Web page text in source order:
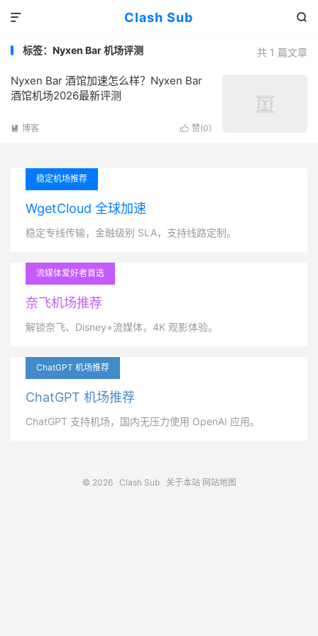
Clash Sub 

共 1 篇文章
标签：Nyxen Bar 机场评测
Nyxen Bar 酒馆加速怎么样？Nyxen Bar
酒馆机场2026最新评测
 赞(0)
 博客
稳定机场推荐
WgetCloud 全球加速
稳定专线传输，金融级别 SLA，支持线路定制。
流媒体爱好者首选
奈飞机场推荐
解锁奈飞、Disney+流媒体，4K 观影体验。
ChatGPT 机场推荐
ChatGPT 机场推荐
ChatGPT 支持机场，国内无压力使用 OpenAI 应用。
© 2026 Clash Sub 关于本站 网站地图